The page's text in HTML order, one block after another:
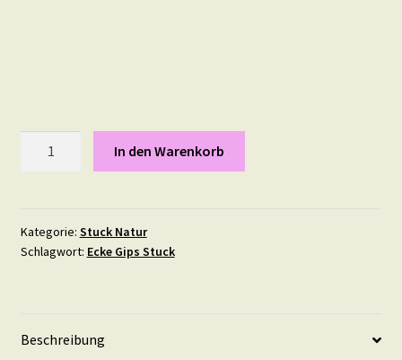
15,5
cm
In den Warenkorb
Kategorie: Stuck Natur
Schlagwort: Ecke Gips Stuck
Beschreibung